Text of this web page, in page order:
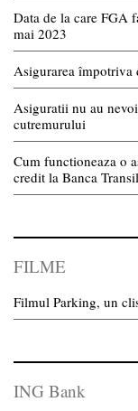
Data de la care FGA
mai 2023
Asigurarea împotriva
Asiguratii nu au
cutremurului
Cum functioneaza o
credit la Banca
FILME
Filmul Parking, un
ING Bank